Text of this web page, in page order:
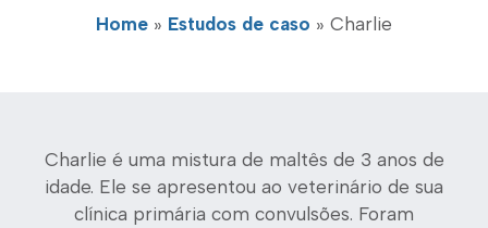
Home » Estudos de caso » Charlie
Charlie é uma mistura de maltês de 3 anos de
idade. Ele se apresentou ao veterinário de sua
clínica primária com convulsões. Foram